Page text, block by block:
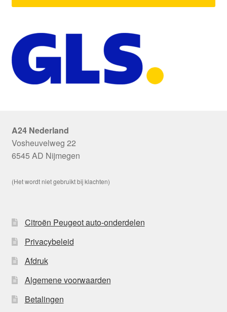
A24 Nederland
Vosheuvelweg 22
6545 AD Nijmegen
(Het wordt niet gebruikt bij klachten)
Citroën Peugeot auto-onderdelen
Privacybeleid
Afdruk
Algemene voorwaarden
Betalingen